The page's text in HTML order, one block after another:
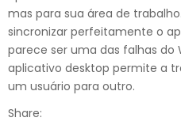
mas para sua área de
sincronizar perfeitamente o
parece ser uma das falhas do
aplicativo desktop permite a
um usuário para outro.
Share: